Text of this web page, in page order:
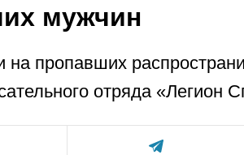
мужчин
на пропавших
отряда «Легион